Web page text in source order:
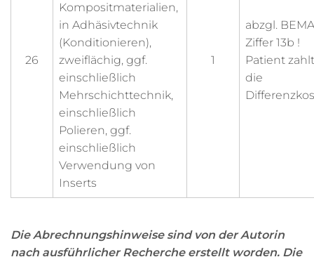
26
Kompositmaterialien,
in Adhäsivtechnik
(Konditionieren),
zweiflächig, ggf.
einschließlich
Mehrschichttechnik,
einschließlich
Polieren, ggf.
einschließlich
Verwendung von
Inserts
1
abzgl.
Ziffer 13b !
Patient zahlt
die
Die Abrechnungshinweise sind von der Autorin
nach ausführlicher Recherche erstellt worden. Die